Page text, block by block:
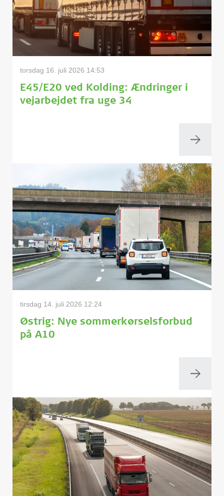
torsdag 16. juli 2026 14:53
E45/E20 ved Kolding: Ændringer i
vejarbejdet fra uge 34
tirsdag 14. juli 2026 12:24
Østrig: Nye sommerkørselsforbud
på A10